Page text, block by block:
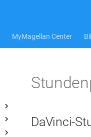
MyMagellan Center
DaVinci-